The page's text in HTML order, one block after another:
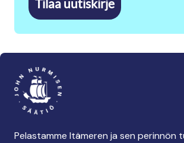
Tilaa uutiskirje
Pelastamme Itämeren ja sen perinnön